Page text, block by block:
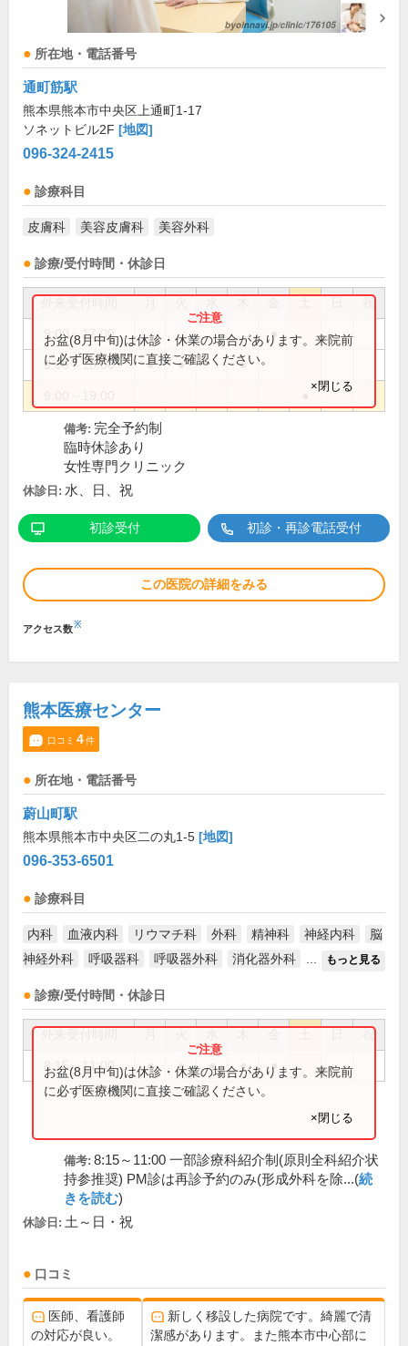
所在地・電話番号
通町筋駅
熊本県熊本市中央区上通町1-17
ソネットビル2F [地図]
096-324-2415
診療科目
皮膚科 美容皮膚科 美容外科
診療/受付時間・休診日
祝
9:00～17:00 ●
9:00～18:00 ● ● ●
お盆(8月中旬)は休診・休業の場合があります。来院前
に必ず医療機関に直接ご確認ください。
×閉じる
備考: 完全予約制
臨時休診あり
女性専門クリニック
休診日: 水、日、祝
初診受付 初診・再診電話受付
この医院の詳細をみる
アクセス数※
熊本医療センター
口コミ 4件
所在地・電話番号
蔚山町駅
熊本県熊本市中央区二の丸1-5 [地図]
096-353-6501
診療科目
内科 血液内科 リウマチ科 外科 精神科 神経内科
脳
神経外科
呼吸器科 呼吸器外科 消化器外科 もっと見る
診療/受付時間・休診日
祝
8:15～11:00 ● ● ● ● ●
お盆(8月中旬)は休診・休業の場合があります。来院前
に必ず医療機関に直接ご確認ください。
×閉じる
備考: 8:15～11:00 一部診療科紹介制(原則全科紹介状
持参推奨) PM診は再診予約のみ(形成外科を除...(続
きを読む)
休診日: 土～日・祝
口コミ
医師、看護師
の対応が良い。
新しく移設した病院です。綺麗で清
潔感があります。また熊本市中心部に